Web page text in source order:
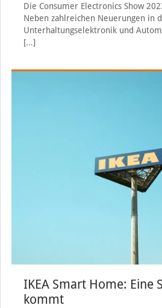
Die Consumer Electronics Show
Neben zahlreichen Neuerungen in
Unterhaltungselektronik und
[…]
IKEA Smart Home: Eine
kommt